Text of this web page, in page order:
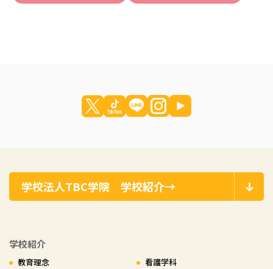
学校法人TBC学院 学校紹介→
学校紹介
教育理念
看護学科